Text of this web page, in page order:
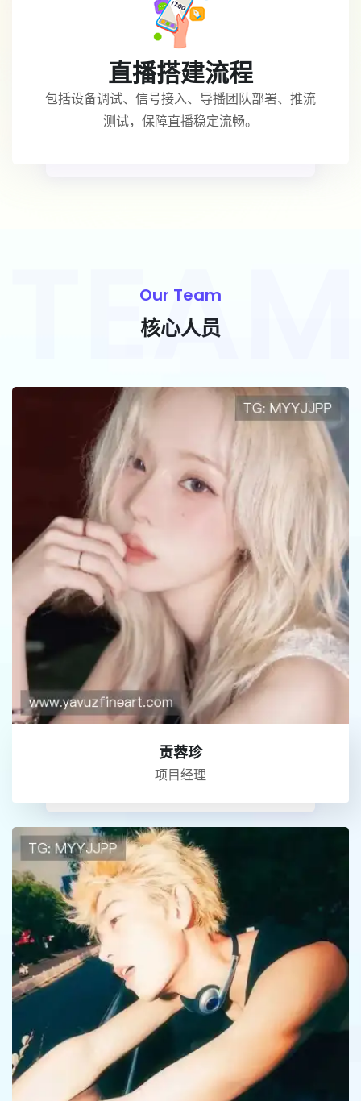
直播搭建流程
包括设备调试、信号接入、导播团队部署、推流
测试，保障直播稳定流畅。
Our Team
核心人员
贡蓉珍
项目经理